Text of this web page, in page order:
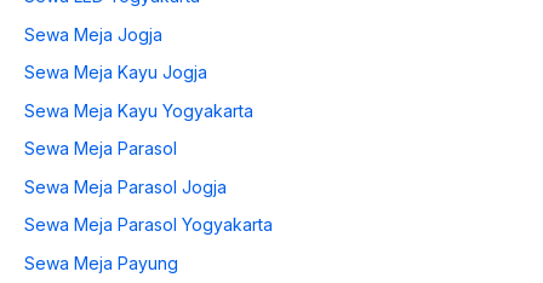
Sewa Meja Jogja
Sewa Meja Kayu Jogja
Sewa Meja Kayu Yogyakarta
Sewa Meja Parasol
Sewa Meja Parasol Jogja
Sewa Meja Parasol Yogyakarta
Sewa Meja Payung